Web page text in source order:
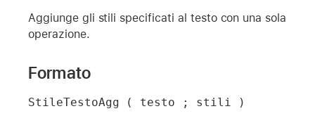
Aggiunge gli stili specificati al testo con una sola
operazione.
Formato
StileTestoAgg ( testo ; stili )